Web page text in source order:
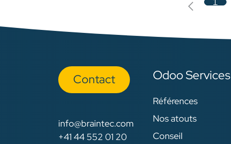
Con​​​​tact
info@braintec.com
+41 44 552 01 20
Odoo Services
Références
Nos atouts
Conseil